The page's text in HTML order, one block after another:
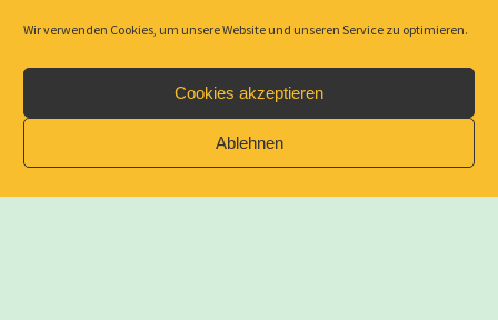
Wir verwenden Cookies, um unsere Website und unseren Service zu optimieren.
Cookies akzeptieren
Ablehnen